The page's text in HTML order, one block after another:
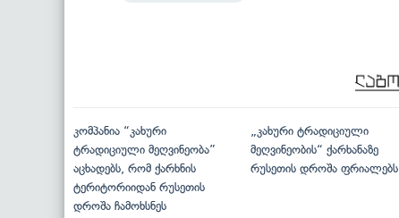
კომპანია “კახური
ტრადიციული მეღვინეობა”
აცხადებს, რომ ქარხნის
ტერიტორიიდან რუსეთის
დროშა ჩამოხსნეს
„კახური ტრადიციული
მეღვინეობის“ ქარხანაზე
რუსეთის დროშა ფრიალებს